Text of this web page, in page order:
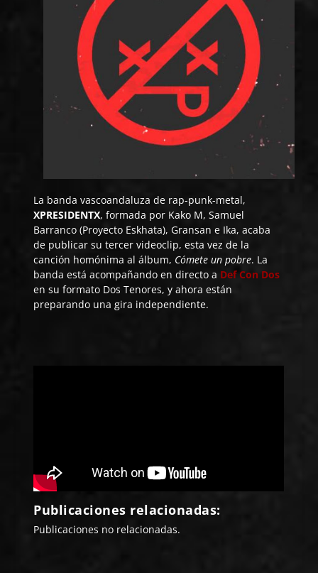
La banda vascoandaluza de rap-punk-metal,
XPRESIDENTX, formada por Kako M, Samuel
Barranco (Proyecto Eskhata), Gransan e Ika, acaba
de publicar su tercer videoclip, esta vez de la
canción homónima al álbum, Cómete un pobre. La
banda está acompañando en directo a Def Con Dos
en su formato Dos Tenores, y ahora están
preparando una gira independiente.
Publicaciones relacionadas:
Publicaciones no relacionadas.